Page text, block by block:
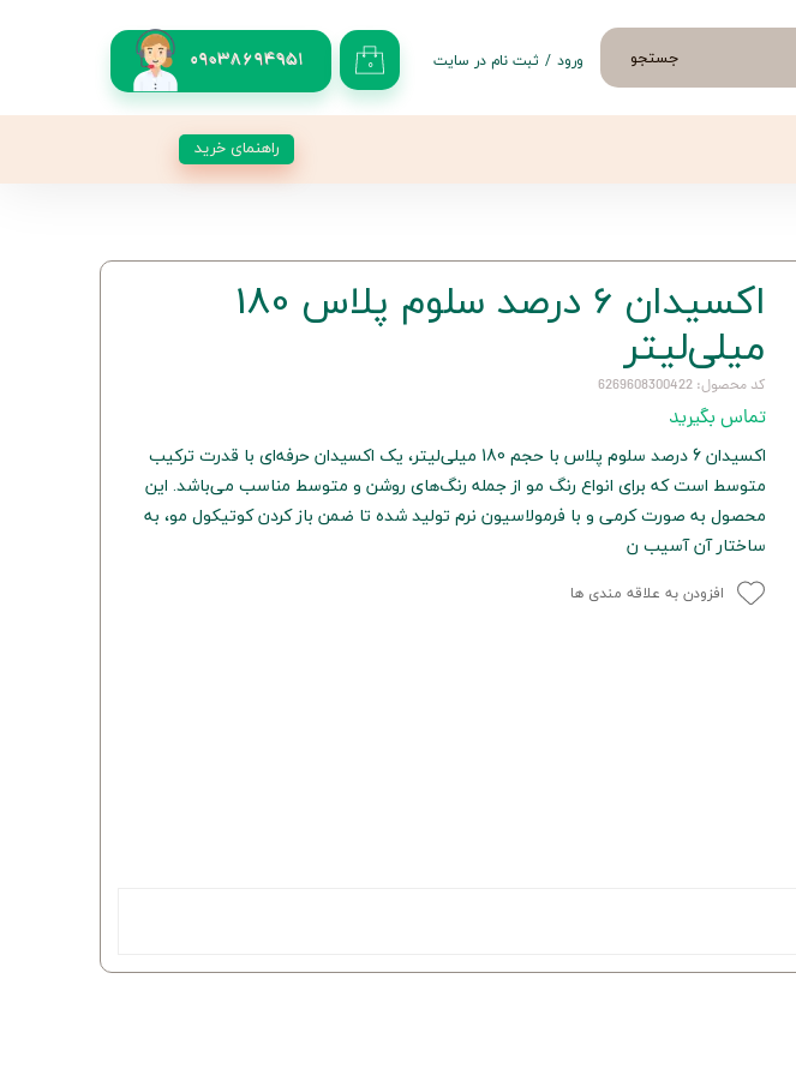
09038694951 جستجو ۰ ورود / ثبت نام در سایت
راهنمای خرید
اکسیدان 6 درصد سلوم پلاس 180
میلی‌لیتر
کد محصول: 6269608300422
تماس بگیرید
اکسیدان 6 درصد سلوم پلاس با حجم 180 میلی‌لیتر، یک اکسیدان حرفه‌ای با قدرت ترکیب
متوسط است که برای انواع رنگ مو از جمله رنگ‌های روشن و متوسط مناسب می‌باشد. این
محصول به صورت کرمی و با فرمولاسیون نرم تولید شده تا ضمن باز کردن کوتیکول مو، به
ساختار آن آسیب ن
افزودن به علاقه مندی ها